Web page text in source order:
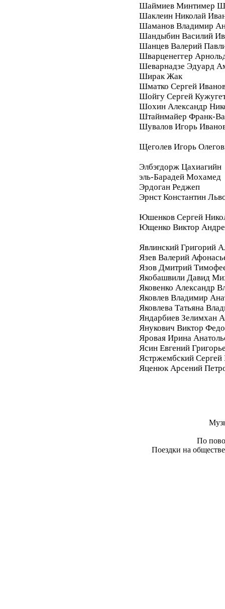
Шаймиев Минтимер
Шаклеин Николай
Шаманов Владимир
Шандыбин Василий
Шанцев Валерий
Шварценеггер
Шеварнадзе Эдуард
Ширак Жак
Шматко Сергей
Шойгу Сергей
Шохин Александр
Штайнмайер Франк-
Шувалов Игорь
Щеголев Игорь
Элбэгдорж Цахиагийн
эль-Барадей Мохамед
Эрдоган Реджеп
Эрнст Константин
Юшенков Сергей
Ющенко Виктор
Явлинский Григорий
Язев Валерий
Язов Дмитрий
Якобашвили Давид
Яковенко Александр
Яковлев Владимир
Яковлева Татьяна
Яндарбиев Зелимхан
Янукович Виктор
Яровая Ирина
Ясин Евгений
Ястржембский
Яценюк Арсений
По
Поездки на